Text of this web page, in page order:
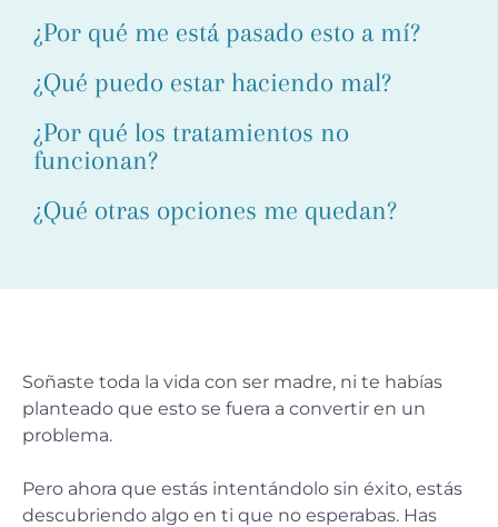
¿Por qué me está pasado esto a mí?
¿Qué puedo estar haciendo mal?
¿Por qué los tratamientos no
funcionan?
¿Qué otras opciones me quedan?
Soñaste toda la vida con ser madre, ni te habías
planteado que esto se fuera a convertir en un
problema.
Pero ahora que estás intentándolo sin éxito, estás
descubriendo algo en ti que no esperabas. Has